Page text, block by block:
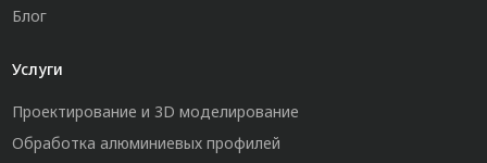
Блог
Услуги
Проектирование и 3D моделирование
Обработка алюминиевых профилей